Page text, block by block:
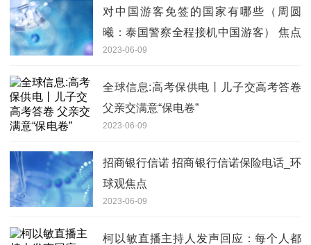
对中国游客免签的国家有哪些（周圆
曦：泰国警察全程接机中国游客） 焦点
简讯
2023-06-09
全球信息:高考保供电丨儿子交高考答卷
父亲交满意“保电卷”
2023-06-09
招商银行信诺 招商银行信诺保险电话_环
球观焦点
2023-06-09
柯以敏直播主持人发声回应：每个人都